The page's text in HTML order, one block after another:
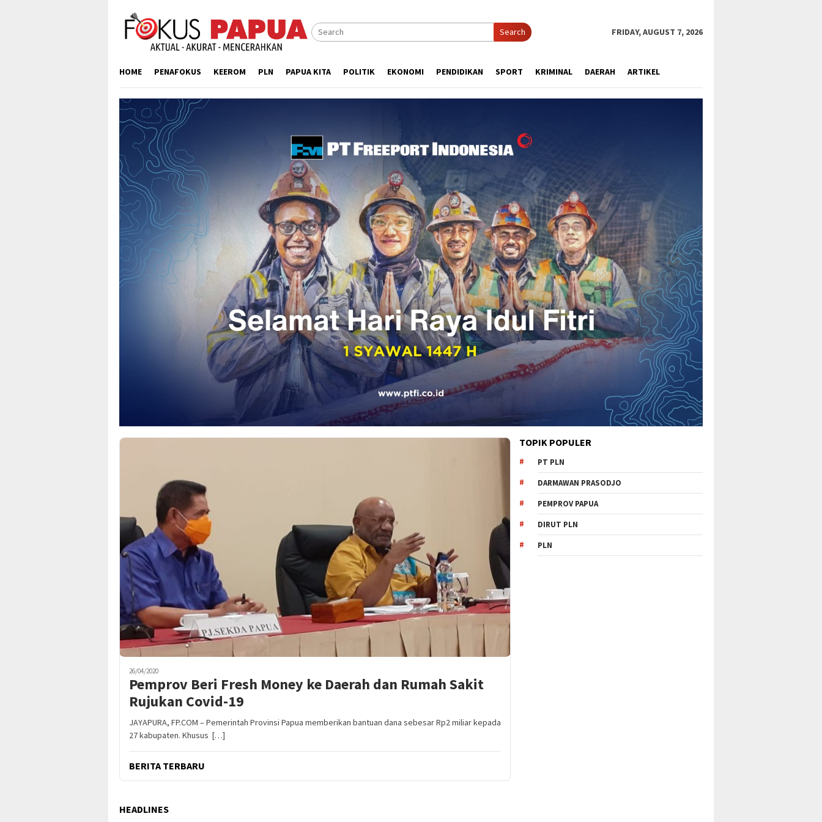
content
Search FRIDAY, AUGUST 7, 2026
HOME PENAFOKUS KEEROM PLN PAPUA KITA POLITIK EKONOMI PENDIDIKAN SPORT KRIMINAL DAERAH ARTIKEL
26/04/2020
Pemprov Beri Fresh Money ke Daerah dan Rumah Sakit
Rujukan Covid-19
JAYAPURA, FP.COM – Pemerintah Provinsi Papua memberikan bantuan dana sebesar Rp2 miliar kepada
27 kabupaten. Khusus […]
BERITA TERBARU
HEADLINES
TOPIK POPULER
PT PLN
DARMAWAN PRASODJO
PEMPROV PAPUA
DIRUT PLN
PLN